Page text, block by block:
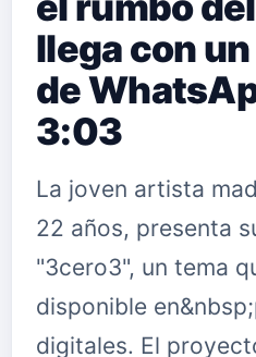
llega con
de
3:03
La joven artista
22 años, presenta
"3cero3", un tema
disponible
digitales. El